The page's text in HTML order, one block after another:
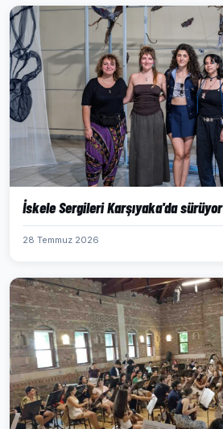
İskele Sergileri Karşıyaka'da sürüyor
28 Temmuz 2026